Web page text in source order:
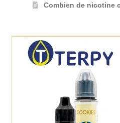
Combien de nicotine